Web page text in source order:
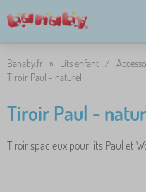
Banaby.fr » Lits enfant /
Tiroir Paul - naturel
Tiroir Paul -
Tiroir spacieux pour lits Paul et